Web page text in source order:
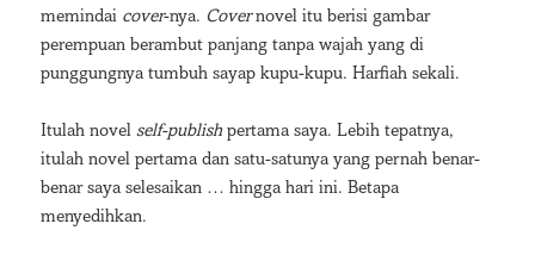
memindai cover-nya. Covernovel itu berisi gambar
perempuan berambut panjang tanpa wajah yang di
punggungnya tumbuh sayap kupu-kupu. Harfiah sekali.
Itulah novelself-publishpertama saya. Lebih tepatnya,
itulah novel pertama dan satu-satunya yang pernah benar-
benar saya selesaikan … hingga hari ini. Betapa
menyedihkan.